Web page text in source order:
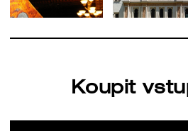
Koupit